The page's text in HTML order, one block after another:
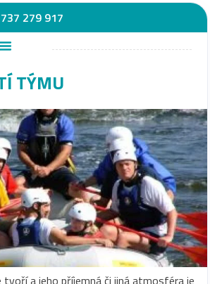
279 917
TÝMU
a jeho příjemná či jiná atmosféra je